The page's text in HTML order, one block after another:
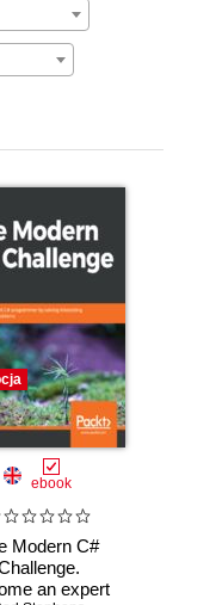
ebook
Modern C#
an expert